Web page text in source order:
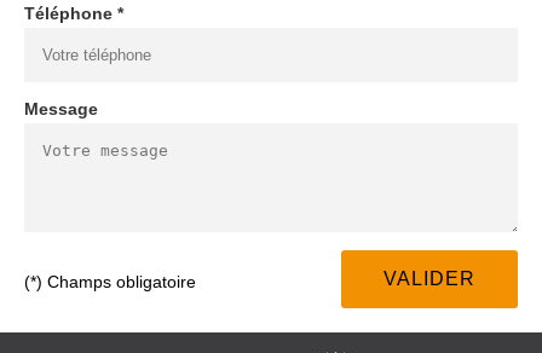
Téléphone *
Message
(*) Champs obligatoire